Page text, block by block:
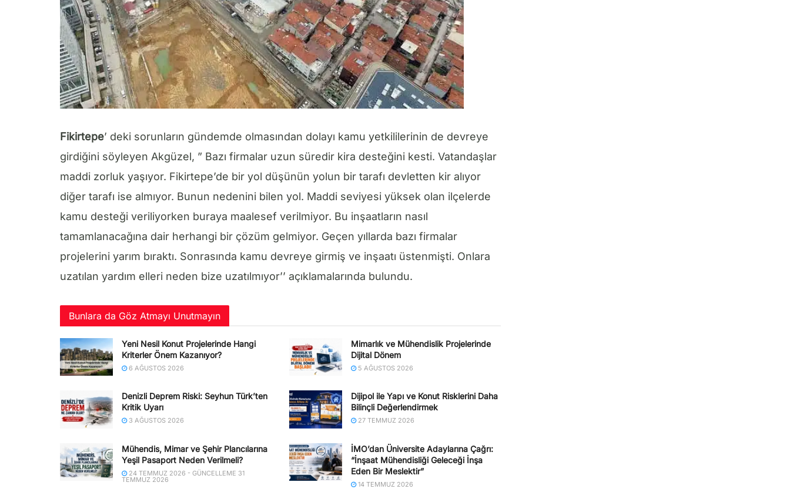
Fikirtepe’ deki sorunların gündemde olmasından dolayı kamu yetkililerinin de devreye
girdiğini söyleyen Akgüzel, ” Bazı firmalar uzun süredir kira desteğini kesti. Vatandaşlar
maddi zorluk yaşıyor. Fikirtepe’de bir yol düşünün yolun bir tarafı devletten kir alıyor
diğer tarafı ise almıyor. Bunun nedenini bilen yol. Maddi seviyesi yüksek olan ilçelerde
kamu desteği veriliyorken buraya maalesef verilmiyor. Bu inşaatların nasıl
tamamlanacağına dair herhangi bir çözüm gelmiyor. Geçen yıllarda bazı firmalar
projelerini yarım bıraktı. Sonrasında kamu devreye girmiş ve inşaatı üstenmişti. Onlara
uzatılan yardım elleri neden bize uzatılmıyor’’ açıklamalarında bulundu.
Bunlara da Göz Atmayı Unutmayın
Yeni Nesil Konut Projelerinde Hangi
Kriterler Önem Kazanıyor?
6 AĞUSTOS 2026
Mimarlık ve Mühendislik Projelerinde
Dijital Dönem
5 AĞUSTOS 2026
Denizli Deprem Riski: Seyhun Türk’ten
Kritik Uyarı
3 AĞUSTOS 2026
Dijipol ile Yapı ve Konut Risklerini Daha
Bilinçli Değerlendirmek
27 TEMMUZ 2026
Mühendis, Mimar ve Şehir Plancılarına
Yeşil Pasaport Neden Verilmeli?
24 TEMMUZ 2026 - GÜNCELLEME 31
TEMMUZ 2026
İMO’dan Üniversite Adaylarına Çağrı:
“İnşaat Mühendisliği Geleceği İnşa
Eden Bir Meslektir”
14 TEMMUZ 2026